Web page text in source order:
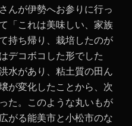
んが伊勢へお参りに行っ
「これは美味しい、家族
持ち帰り、栽培したのが
デコボコした形でした
水があり、粘土質の田ん
が変化したことから、次
た。このような丸いもが
がる能美市と小松市のな